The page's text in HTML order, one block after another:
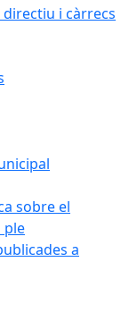
i càrrecs
sobre el
ple
a